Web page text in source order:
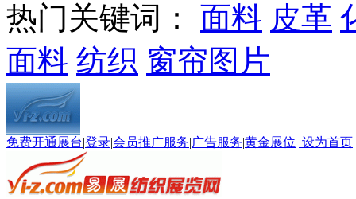
热门关键词： 面料 皮革
面料 纺织 窗帘图片
免费开通展台|登录|会员推广服务|广告服务|黄金展位 设为首页